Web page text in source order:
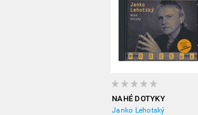
NAHÉ DOTYKY
Janko Lehotský